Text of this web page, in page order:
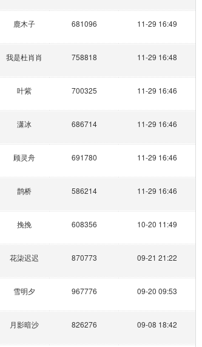
鹿木子 681096 11-29 16:49
我是杜肖肖 758818 11-29 16:48
叶紫 700325 11-29 16:46
潇冰 686714 11-29 16:46
顾灵舟 691780 11-29 16:46
鹊桥 586214 11-29 16:46
挽挽 608356 10-20 11:49
花柒迟迟 870773 09-21 21:22
雪明夕 967776 09-20 09:53
月影暗沙 826276 09-08 18:42